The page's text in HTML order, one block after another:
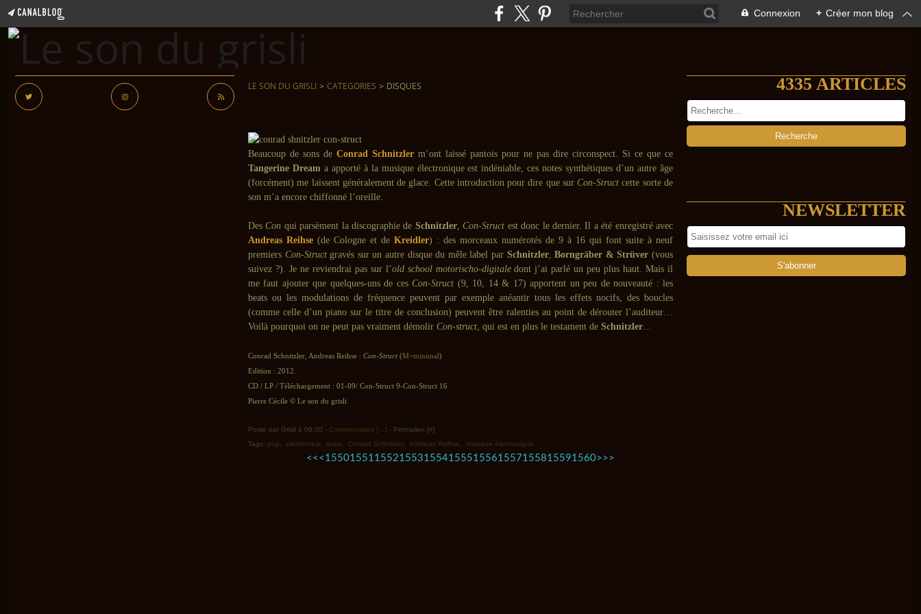
Connexion + Créer mon blog
LE SON DU GRISLI > CATEGORIES > DISQUES
Beaucoup de sons de Conrad Schnitzler m’ont laissé pantois pour ne pas dire circonspect. Si ce que ce
Tangerine Dreama apporté à la musique électronique est indéniable, ces notes synthétiques d’un autre âge
(forcément) me laissent généralement de glace. Cette introduction pour dire que surCon-Struct cette sorte de
son m’a encore chiffonné l’oreille.
DesCon qui parsèment la discographie de Schnitzler,Con-Struct est donc le dernier. Il a été enregistré avec
Andreas Reihse (de Cologne et de Kreidler) : des morceaux numérotés de 9 à 16 qui font suite à neuf
premiers Con-Structgravés sur un autre disque du mêle label par Schnitzler,Borngräber & Strüver (vous
suivez ?). Je ne reviendrai pas sur l’old school motorischo-digitaledont j’ai parlé un peu plus haut. Mais il
me faut ajouter que quelques-uns de cesCon-Struct (9, 10, 14 & 17) apportent un peu de nouveauté : les
beats ou les modulations de fréquence peuvent par exemple anéantir tous les effets nocifs, des boucles
(comme celle d’un piano sur le titre de conclusion) peuvent être ralenties au point de dérouter l’auditeur…
Voilà pourquoi on ne peut pas vraiment démolir Con-struct, qui est en plus le testament de Schnitzler...
Conrad Schnitzler, Andreas Reihse : Con-Struct (M=minimal)
Edition : 2012.
CD / LP / Téléchargement : 01-09/ Con-Struct 9-Con-Struct 16
Pierre Cécile © Le son du grisli
Posté par Grisli à 09:00 - Commentaires [ ] - Permalien [#]
Tags: pop electronica duos Conrad Schnitzler, Andreas Reihse musique électronique
<< < 1500
1510
1520
1530
1540
15501551155215531554155515561557155815591560
1570
1580
1590
1600
1700
1800
1900
2000
2100
2200
2300
2400
2500
2600
2700
2800
2900
3000
3100
3200
3300
3400
3500 >>>
4335 ARTICLES
NEWSLETTER